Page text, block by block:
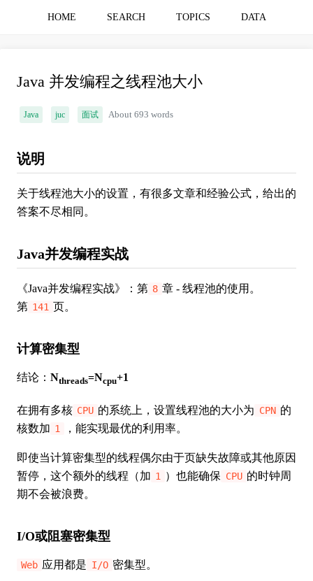
HOME SEARCH TOPICS DATA
Java 并发编程之线程池大小
Java juc 面试 About 693 words
说明
关于线程池大小的设置，有很多文章和经验公式，给出的
答案不尽相同。
Java并发编程实战
《Java并发编程实战》：第 8 章 - 线程池的使用。
第 141 页。
计算密集型
结论： Nthreads=Ncpu+1
在拥有多核 CPU 的系统上，设置线程池的大小为 CPN 的
核数加 1 ，能实现最优的利用率。
即使当计算密集型的线程偶尔由于页缺失故障或其他原因
暂停，这个额外的线程（加 1 ）也能确保 CPU 的时钟周
期不会被浪费。
I/O或阻塞密集型
Web 应用都是 I/O 密集型。